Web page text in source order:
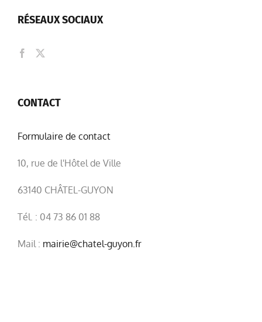
RÉSEAUX SOCIAUX
CONTACT
Formulaire de contact
10, rue de l'Hôtel de Ville
63140 CHÂTEL-GUYON
Tél. : 04 73 86 01 88
Mail : mairie@chatel-guyon.fr